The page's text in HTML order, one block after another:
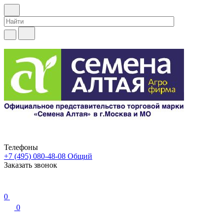
Телефоны
+7 (495) 080-48-08 Общий
Заказать звонок
0
0